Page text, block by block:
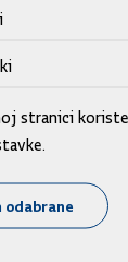
na Krku.
stranici
odabrane